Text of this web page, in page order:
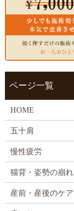
ページ一覧
HOME
五十肩
慢性疲労
猫背・姿勢の崩れ
産前・産後のケア